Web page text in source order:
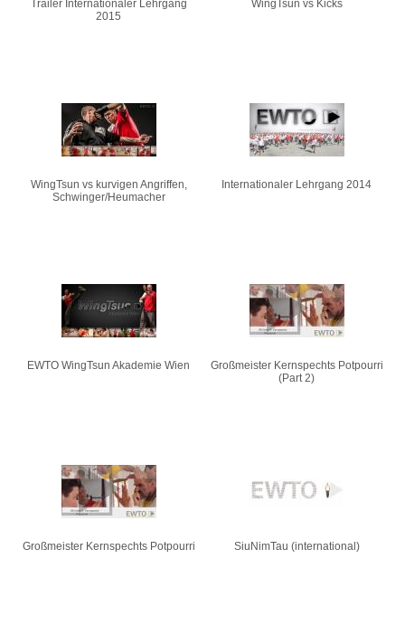
Trailer Internationaler Lehrgang
2015
WingTsun vs Kicks
WingTsun vs kurvigen Angriffen,
Schwinger/Heumacher
Internationaler Lehrgang 2014
EWTO WingTsun Akademie Wien
Großmeister Kernspechts Potpourri
(Part 2)
Großmeister Kernspechts Potpourri SiuNimTau (international)